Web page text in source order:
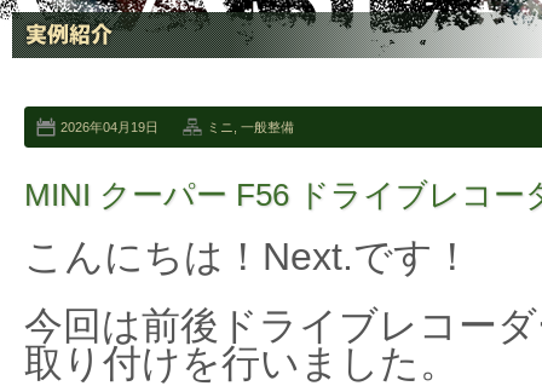
2026年04月19日 ミニ 一般整備
MINI クーパー F56 ドライブレコ
こんにちは！Next.です！
今回は前後ドライブレコー
取り付けを行いました。